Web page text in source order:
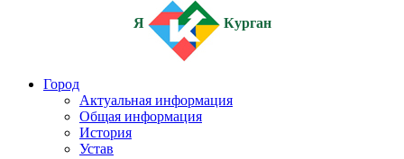
Я Курган
Город
Актуальная информация
Общая информация
История
Устав